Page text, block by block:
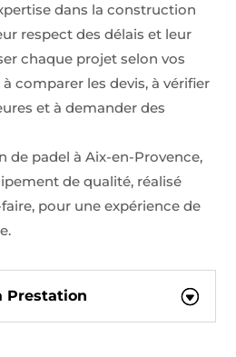
dans la construction
respect des délais et leur
chaque projet selon vos
à comparer les devis, à vérifier
et à demander des
de padel à Aix-en-Provence,
de qualité, réalisé
pour une expérience de
Prestation